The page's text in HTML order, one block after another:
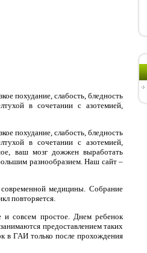
похудание, слабость, бледность
в сочетании с азотемией,
похудание, слабость, бледность
в сочетании с азотемией,
ваш мозг дожжен выработать
разнообразием. Наш сайт –
современной медицины. Собрание
повторяется.
и совсем простое. Днем ребенок
предоставлением таких
в ГАИ только после прохождения